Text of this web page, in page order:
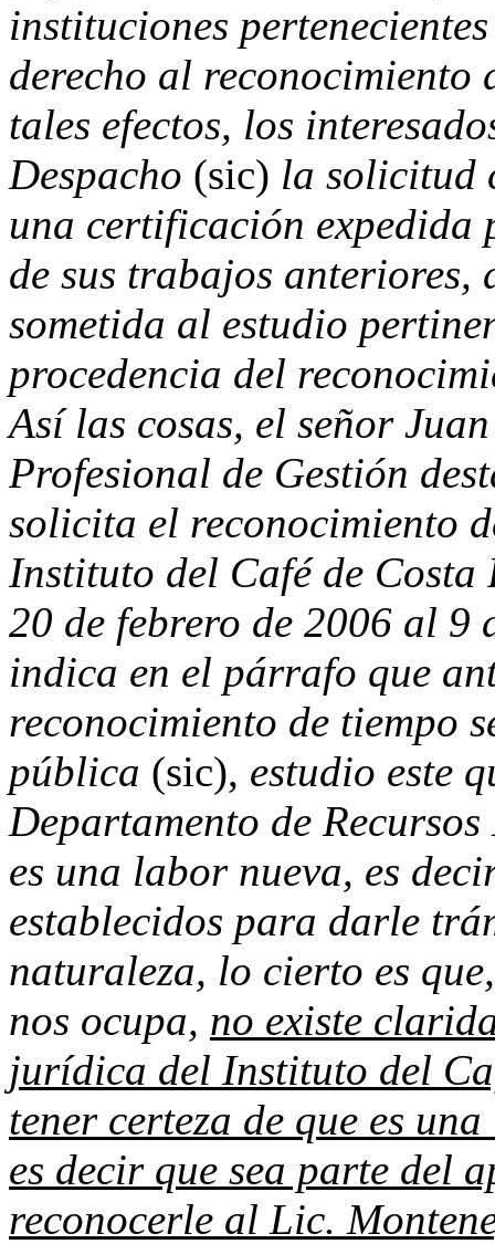
instituciones
derecho al
tales efectos, los
Despacho (sic) la solicitud
una certificación expedida
de sus trabajos anteriores,
sometida al estudio
procedencia del
Así las cosas, el señor
Profesional de Gestión
solicita el reconocimiento
Instituto del Café de Costa
20 de febrero de 2006 al 9
indica en el párrafo que
reconocimiento de tiempo
pública (sic), estudio este
Departamento de
es una labor nueva, es
establecidos para darle
naturaleza, lo cierto es
nos ocupa, no existe
jurídica del Instituto del
tener certeza de que es
es decir que sea parte del
reconocerle al Lic.